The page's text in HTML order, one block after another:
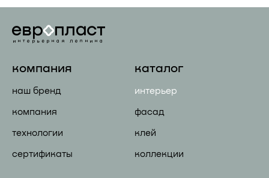
компания
наш бренд
компания
технологии
сертификаты
каталог
интерьер
фасад
клей
коллекции